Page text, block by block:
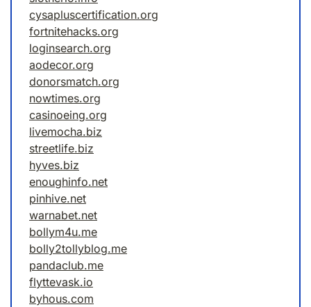
cysapluscertification.org
fortnitehacks.org
loginsearch.org
aodecor.org
donorsmatch.org
nowtimes.org
casinoeing.org
livemocha.biz
streetlife.biz
hyves.biz
enoughinfo.net
pinhive.net
warnabet.net
bollym4u.me
bolly2tollyblog.me
pandaclub.me
flyttevask.io
byhous.com